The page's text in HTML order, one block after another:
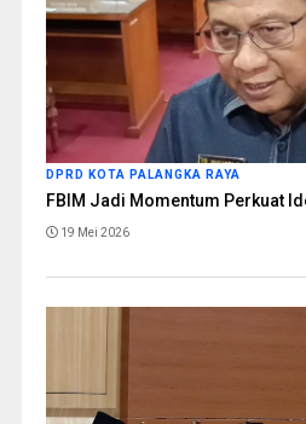
DPRD KOTA PALANGKA RAYA
FBIM Jadi Momentum Perkuat
19 Mei 2026